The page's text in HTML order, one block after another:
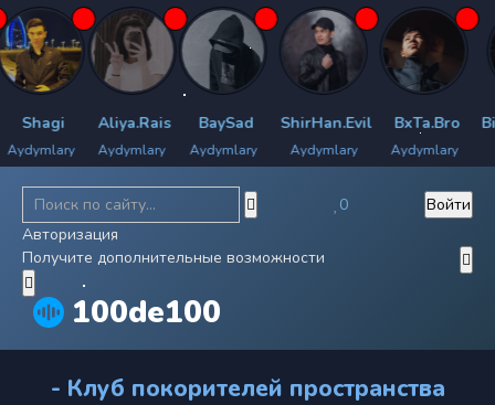
Aliya.Rais
Aydymlary
BaySad
Aydymlary
ShirHan.Evil
Aydymlary
BxTa.Bro
Aydymlary
100de100
0
Войти
Авторизация
Получите дополнительные возможности
- Клуб покорителей пространства